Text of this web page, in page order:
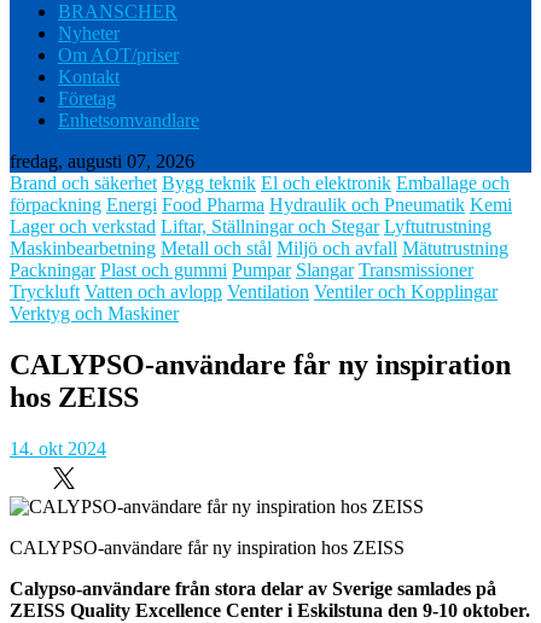
BRANSCHER
Nyheter
Om AOT/priser
Kontakt
Företag
Enhetsomvandlare
fredag, augusti 07, 2026
Brand och säkerhet Bygg teknik El och elektronik Emballage och
förpackning Energi Food Pharma Hydraulik och Pneumatik Kemi
Lager och verkstad Liftar, Ställningar och Stegar Lyftutrustning
Maskinbearbetning Metall och stål Miljö och avfall Mätutrustning
Packningar Plast och gummi Pumpar Slangar Transmissioner
Tryckluft Vatten och avlopp Ventilation Ventiler och Kopplingar
Verktyg och Maskiner
CALYPSO-användare får ny inspiration
hos ZEISS
14. okt 2024
CALYPSO-användare får ny inspiration hos ZEISS
Calypso-användare från stora delar av Sverige samlades på
ZEISS Quality Excellence Center i Eskilstuna den 9-10 oktober.